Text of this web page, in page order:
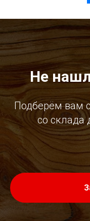
Не
Подберём вам
со склада